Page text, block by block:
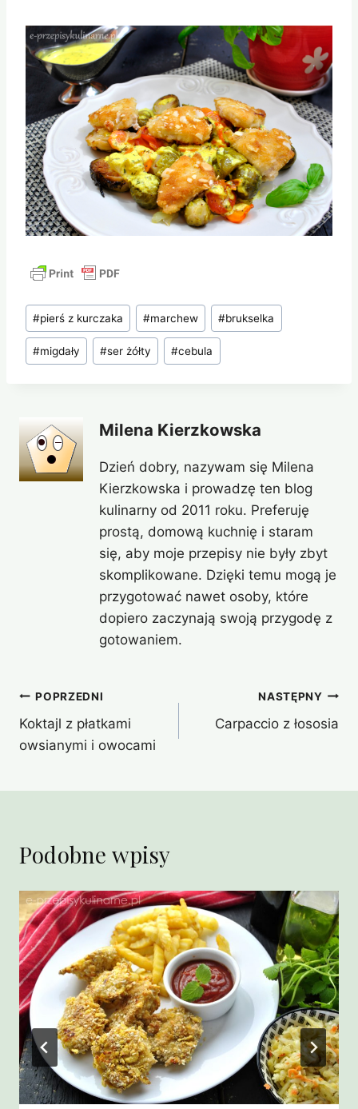
Tagi
wpisu:
#pierś z kurczaka #marchew #brukselka
#migdały #ser żółty #cebula
Milena Kierzkowska
Dzień dobry, nazywam się Milena
Kierzkowska i prowadzę ten blog
kulinarny od 2011 roku. Preferuję
prostą, domową kuchnię i staram
się, aby moje przepisy nie były zbyt
skomplikowane. Dzięki temu mogą je
przygotować nawet osoby, które
dopiero zaczynają swoją przygodę z
gotowaniem.
Nawigacja
wpisu
POPRZEDNI
Koktajl z płatkami
owsianymi i owocami
NASTĘPNY
Carpaccio z łososia
Podobne wpisy